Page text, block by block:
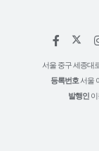
페
스
서울 중구 세종대
등록번호 서울
발행인 이